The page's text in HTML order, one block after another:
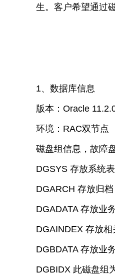
生。客户希望通过
1、数据库信息
版本：Oracle
环境：RAC双节点
磁盘组信息，故障
DGSYS 存放系统
DGARCH 存放归档
DGADATA 存放业
DGAINDEX 存放相
DGBDATA 存放业
DGBIDX 此磁盘组